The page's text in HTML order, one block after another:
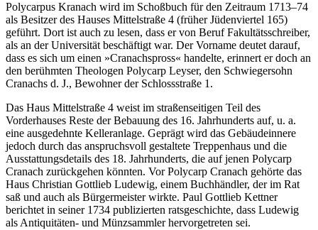
Polycarpus Kranach wird im Schoßbuch für den Zeitraum 1713–74
als Besitzer des Hauses Mittelstraße 4 (früher Jüdenviertel 165)
geführt. Dort ist auch zu lesen, dass er von Beruf Fakultätsschreiber,
als an der Universität beschäftigt war. Der Vorname deutet darauf,
dass es sich um einen »Cranachspross« handelte, erinnert er doch an
den berühmten Theologen Polycarp Leyser, den Schwiegersohn
Cranachs d. J., Bewohner der Schlossstraße 1.
Das Haus Mittelstraße 4 weist im straßenseitigen Teil des
Vorderhauses Reste der Bebauung des 16. Jahrhunderts auf, u. a.
eine ausgedehnte Kelleranlage. Geprägt wird das Gebäudeinnere
jedoch durch das anspruchsvoll gestaltete Treppenhaus und die
Ausstattungsdetails des 18. Jahrhunderts, die auf jenen Polycarp
Cranach zurückgehen könnten. Vor Polycarp Cranach gehörte das
Haus Christian Gottlieb Ludewig, einem Buchhändler, der im Rat
saß und auch als Bürgermeister wirkte. Paul Gottlieb Kettner
berichtet in seiner 1734 publizierten ratsgeschichte, dass Ludewig
als Antiquitäten- und Münzsammler hervorgetreten sei.